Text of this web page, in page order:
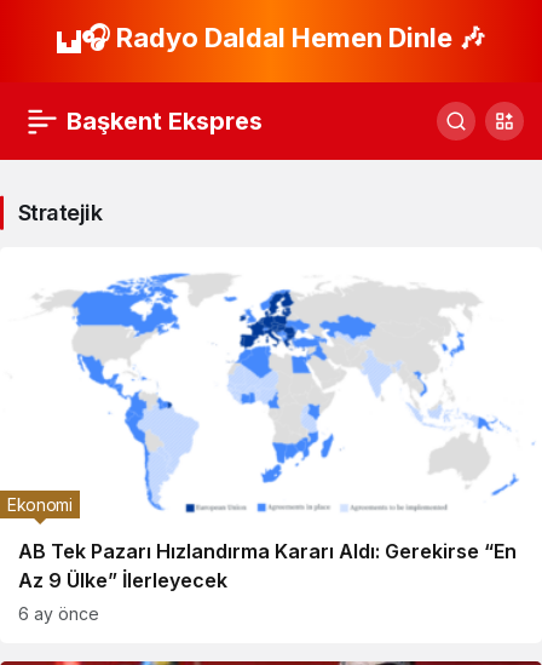
🎧 Radyo Daldal Hemen Dinle 🎶
Başkent Ekspres
Stratejik
AB Tek Pazarı Hızlandırma Kararı Aldı: Gerekirse “En
Az 9 Ülke” İlerleyecek
Ekonomi
6 ay önce